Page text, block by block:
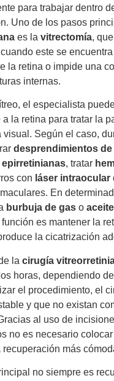
para trabajar dentro
Uno de los pasos
es la vitrectomía,
este se
la retina o impide una
internas.
el especialista
a la retina para tratar la
visual. Según el caso,
desprendimientos de
, tratar
con láser intraocular
En
burbuja de gas o
es mantener la
la cicatrización
la cirugía
horas, dependiendo
el procedimiento, el
y que no existan
al uso de
no es necesario
recuperación más
no siempre es